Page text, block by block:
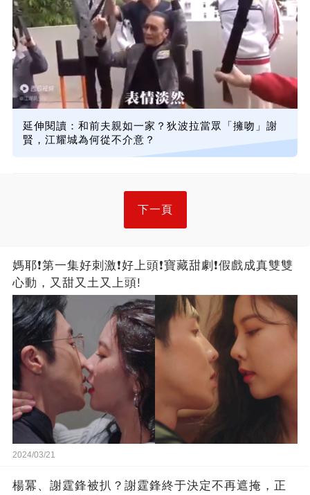
延伸閱讀：和前夫親如一家？狄波拉當眾「擁吻」謝
賢，江耀城為何從不介意？
下一頁
媽耶❗第一集好刺激❗好上頭❗寶藏甜劇❗假戲成真雙雙
心動，又甜又土又上頭!
2024/03/21
楊冪、謝霆鋒被扒？謝霆鋒終于決定不再遮掩，正